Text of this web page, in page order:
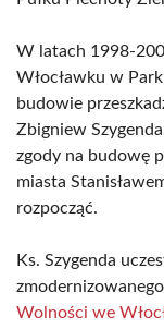
W latach 1998-
Włocławku w
budowie
Zbigniew
zgody na budowę
miasta
rozpocząć.
Ks. Szygenda
zmodernizowanego
Wolności we